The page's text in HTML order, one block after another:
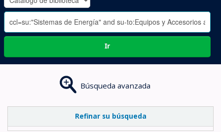
-
Ir
Búsqueda avanzada
Refinar su búsqueda